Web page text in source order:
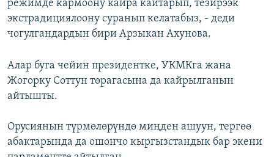
режимде кармоону кайра кайтарып, тезирээк
экстрадициялоону суранып келатабыз, - деди
чогулгандардын бири Арзыкан Ахунова.
Алар буга чейин президентке, УКМКга жана
Жогорку Соттун төрагасына да кайрылганын
айтышты.
Орусиянын түрмөлөрүндө миңден ашуун, тергөө
абактарында да ошончо кыргызстандык бар экени